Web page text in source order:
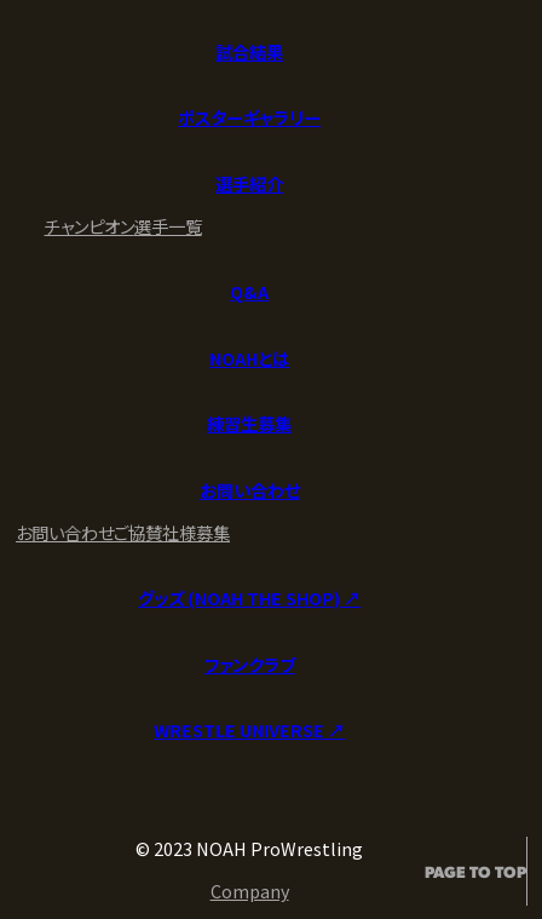
試合結果
ポスターギャラリー
選手紹介
チャンピオン選手一覧
Q&A
NOAHとは
練習生募集
お問い合わせ
お問い合わせご協賛社様募集
グッズ (NOAH THE SHOP) ↗︎
ファンクラブ
WRESTLE UNIVERSE ↗︎
© 2023 NOAH ProWrestling
Company
PAGE TO TOP